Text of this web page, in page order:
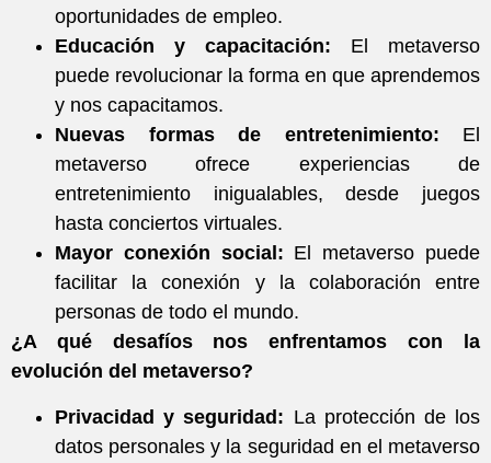
oportunidades de empleo.
Educación y capacitación: El metaverso
puede revolucionar la forma en que aprendemos
y nos capacitamos.
Nuevas formas de entretenimiento: El
metaverso ofrece experiencias de
entretenimiento inigualables, desde juegos
hasta conciertos virtuales.
Mayor conexión social: El metaverso puede
facilitar la conexión y la colaboración entre
personas de todo el mundo.
¿A qué desafíos nos enfrentamos con la
evolución del metaverso?
Privacidad y seguridad: La protección de los
datos personales y la seguridad en el metaverso